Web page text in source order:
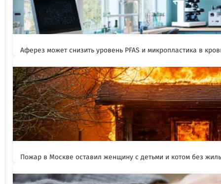
Аферез может снизить уровень PFAS и микропластика в
Пожар в Москве оставил женщину с детьми и котом без